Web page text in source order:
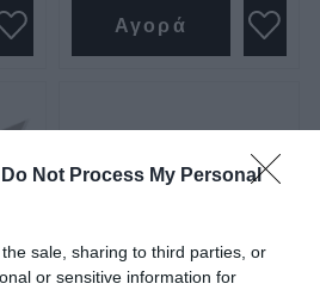
Do Not Process My Personal
sale, sharing to third parties, or
or sensitive information for
Αγορά